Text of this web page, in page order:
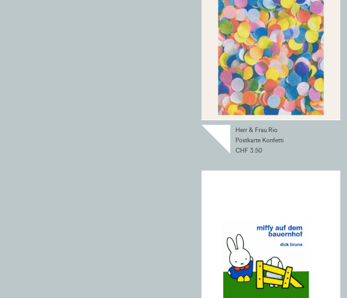
Herr & Frau Rio
Postkarte Konfetti
CHF 3.50